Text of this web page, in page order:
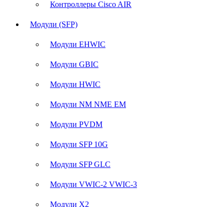
Контроллеры Cisco AIR
Модули (SFP)
Модули EHWIC
Модули GBIC
Модули HWIC
Модули NM NME EM
Модули PVDM
Модули SFP 10G
Модули SFP GLC
Модули VWIC-2 VWIC-3
Модули X2